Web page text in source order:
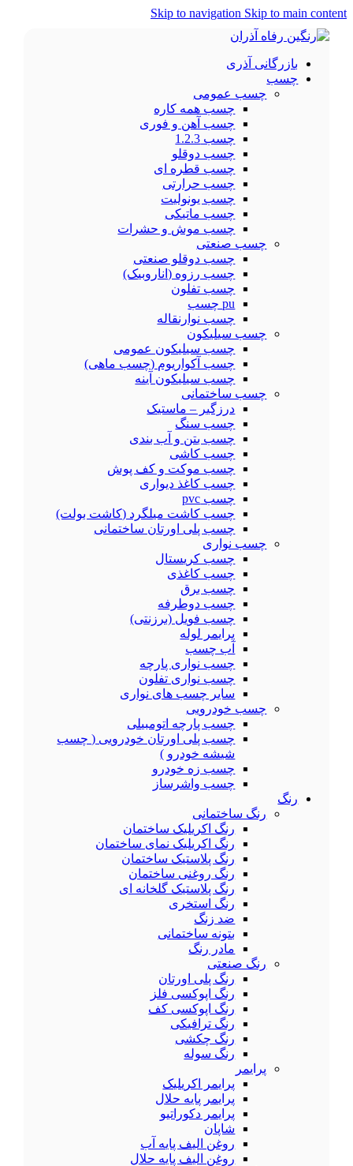
Skip to navigation Skip to main content
بازرگانی آذری
چسب
چسب عمومی
چسب همه کاره
چسب آهن و فوری
چسب 1.2.3
چسب دوقلو
چسب قطره ای
چسب حرارتی
چسب یونولیت
چسب ماتیکی
چسب موش و حشرات
چسب صنعتی
چسب دوقلو صنعتی
چسب رزوه (اناروبیک)
چسب تفلون
pu چسب
چسب نوارنقاله
چسب سیلیکون
چسب سیلیکون عمومی
چسب آکواریوم (چسب ماهی)
چسب سیلیکون آینه
چسب ساختمانی
درزگیر – ماستیک
چسب سنگ
چسب بتن و آب بندی
چسب کاشی
چسب موکت و کف پوش
چسب کاغذ دیواری
چسب pvc
چسب کاشت میلگرد (کاشت بولت)
چسب پلی اورتان ساختمانی
چسب نواری
چسب کریستال
چسب کاغذی
چسب برق
چسب دوطرفه
چسب فویل (برزنتی)
پرایمر لوله
آب چسب
چسب نواری پارچه
چسب نواری تفلون
سایر چسب های نواری
چسب خودرویی
چسب پارچه اتومبیلی
چسب پلی اورتان خودرویی ( چسب
شیشه خودرو )
چسب زه خودرو
چسب واشرساز
رنگ
رنگ ساختمانی
رنگ اکریلیک ساختمان
رنگ اکریلیک نمای ساختمان
رنگ پلاستیک ساختمان
رنگ روغنی ساختمان
رنگ پلاستیک گلخانه ای
رنگ استخری
ضد زنگ
بتونه ساختمانی
مادر رنگ
رنگ صنعتی
رنگ پلی اورتان
رنگ اپوکسی فلز
رنگ اپوکسی کف
رنگ ترافیکی
رنگ چکشی
رنگ سوله
پرایمر
پرایمر اکریلیک
پرایمر پایه حلال
پرایمر دکوراتیو
شاپان
روغن الیف پایه آب
روغن الیف پایه حلال